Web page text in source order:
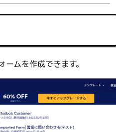
ムを作成できます。